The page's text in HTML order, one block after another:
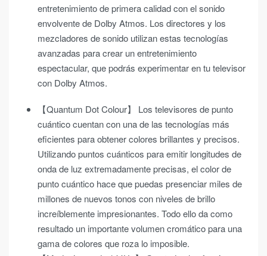
entretenimiento de primera calidad con el sonido
envolvente de Dolby Atmos. Los directores y los
mezcladores de sonido utilizan estas tecnologías
avanzadas para crear un entretenimiento
espectacular, que podrás experimentar en tu televisor
con Dolby Atmos.
【Quantum Dot Colour】 Los televisores de punto
cuántico cuentan con una de las tecnologías más
eficientes para obtener colores brillantes y precisos.
Utilizando puntos cuánticos para emitir longitudes de
onda de luz extremadamente precisas, el color de
punto cuántico hace que puedas presenciar miles de
millones de nuevos tonos con niveles de brillo
increíblemente impresionantes. Todo ello da como
resultado un importante volumen cromático para una
gama de colores que roza lo imposible.